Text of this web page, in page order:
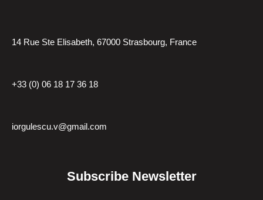
14 Rue Ste Elisabeth, 67000 Strasbourg, France
+33 (0) 06 18 17 36 18
iorgulescu.v@gmail.com
Subscribe Newsletter